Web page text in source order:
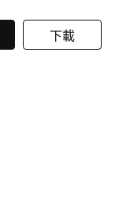
下載